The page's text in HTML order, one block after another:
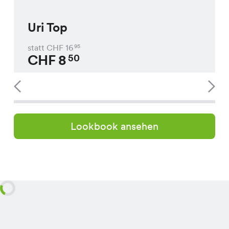
Uri Top
statt CHF 1695
CHF850
Lookbook ansehen